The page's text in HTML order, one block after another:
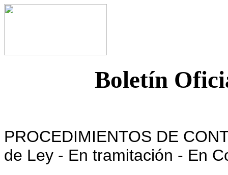
Boletín
PROCEDIMIENTOS DE
de Ley - En tramitación - En